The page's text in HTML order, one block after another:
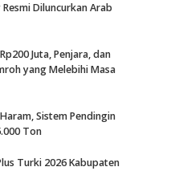
Diluncurkan Arab
Juta, Penjara, dan
yang Melebihi Masa
Sistem Pendingin
Ton
Turki 2026 Kabupaten